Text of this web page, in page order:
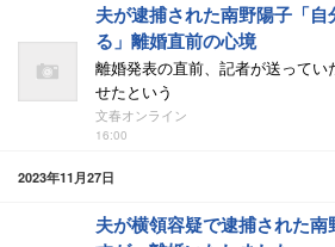
夫が逮捕された南野陽子「
る」離婚直前の心境
離婚発表の直前、記者が送って
せたという
文春オンライン
16:00
2023年11月27日
夫が横領容疑で逮捕された